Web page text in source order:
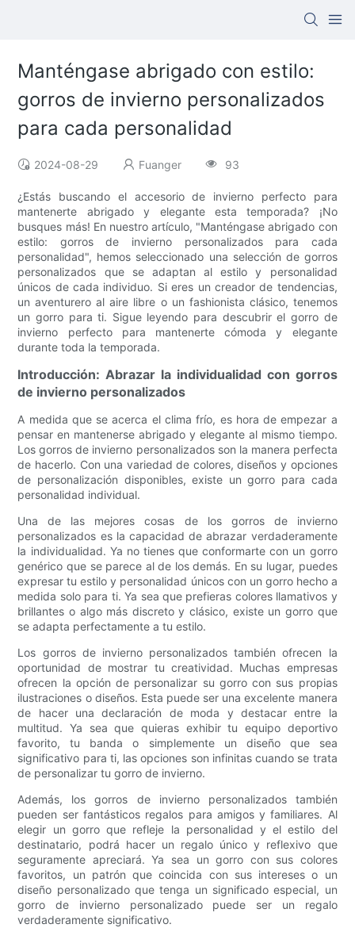
Manténgase abrigado con estilo:
gorros de invierno personalizados
para cada personalidad
2024-08-29 Fuanger 93
¿Estás buscando el accesorio de invierno perfecto para
mantenerte abrigado y elegante esta temporada? ¡No
busques más! En nuestro artículo, "Manténgase abrigado con
estilo: gorros de invierno personalizados para cada
personalidad", hemos seleccionado una selección de gorros
personalizados que se adaptan al estilo y personalidad
únicos de cada individuo. Si eres un creador de tendencias,
un aventurero al aire libre o un fashionista clásico, tenemos
un gorro para ti. Sigue leyendo para descubrir el gorro de
invierno perfecto para mantenerte cómoda y elegante
durante toda la temporada.
Introducción: Abrazar la individualidad con gorros
de invierno personalizados
A medida que se acerca el clima frío, es hora de empezar a
pensar en mantenerse abrigado y elegante al mismo tiempo.
Los gorros de invierno personalizados son la manera perfecta
de hacerlo. Con una variedad de colores, diseños y opciones
de personalización disponibles, existe un gorro para cada
personalidad individual.
Una de las mejores cosas de los gorros de invierno
personalizados es la capacidad de abrazar verdaderamente
la individualidad. Ya no tienes que conformarte con un gorro
genérico que se parece al de los demás. En su lugar, puedes
expresar tu estilo y personalidad únicos con un gorro hecho a
medida solo para ti. Ya sea que prefieras colores llamativos y
brillantes o algo más discreto y clásico, existe un gorro que
se adapta perfectamente a tu estilo.
Los gorros de invierno personalizados también ofrecen la
oportunidad de mostrar tu creatividad. Muchas empresas
ofrecen la opción de personalizar su gorro con sus propias
ilustraciones o diseños. Esta puede ser una excelente manera
de hacer una declaración de moda y destacar entre la
multitud. Ya sea que quieras exhibir tu equipo deportivo
favorito, tu banda o simplemente un diseño que sea
significativo para ti, las opciones son infinitas cuando se trata
de personalizar tu gorro de invierno.
Además, los gorros de invierno personalizados también
pueden ser fantásticos regalos para amigos y familiares. Al
elegir un gorro que refleje la personalidad y el estilo del
destinatario, podrá hacer un regalo único y reflexivo que
seguramente apreciará. Ya sea un gorro con sus colores
favoritos, un patrón que coincida con sus intereses o un
diseño personalizado que tenga un significado especial, un
gorro de invierno personalizado puede ser un regalo
verdaderamente significativo.